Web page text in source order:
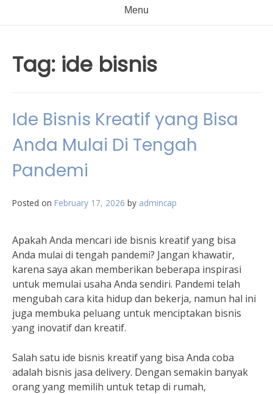
Menu
Tag: ide bisnis
Ide Bisnis Kreatif yang Bisa
Anda Mulai Di Tengah
Pandemi
Posted on February 17, 2026 by admincap
Apakah Anda mencari ide bisnis kreatif yang bisa
Anda mulai di tengah pandemi? Jangan khawatir,
karena saya akan memberikan beberapa inspirasi
untuk memulai usaha Anda sendiri. Pandemi telah
mengubah cara kita hidup dan bekerja, namun hal ini
juga membuka peluang untuk menciptakan bisnis
yang inovatif dan kreatif.
Salah satu ide bisnis kreatif yang bisa Anda coba
adalah bisnis jasa delivery. Dengan semakin banyak
orang yang memilih untuk tetap di rumah,